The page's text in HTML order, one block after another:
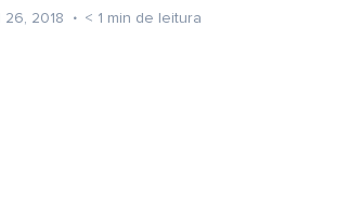
26, 2018 < 1 min de leitura